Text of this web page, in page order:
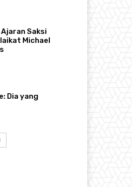
Saksi
Michael
Dia yang